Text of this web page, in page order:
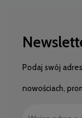
Podaj swój
nowościach,